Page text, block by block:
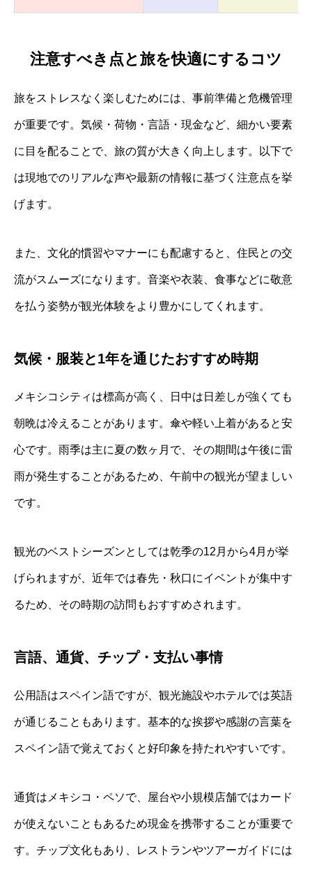
注意すべき点と旅を快適にするコツ
旅をストレスなく楽しむためには、事前準備と危機管理
が重要です。気候・荷物・言語・現金など、細かい要素
に目を配ることで、旅の質が大きく向上します。以下で
は現地でのリアルな声や最新の情報に基づく注意点を挙
げます。
また、文化的慣習やマナーにも配慮すると、住民との交
流がスムーズになります。音楽や衣装、食事などに敬意
を払う姿勢が観光体験をより豊かにしてくれます。
気候・服装と1年を通じたおすすめ時期
メキシコシティは標高が高く、日中は日差しが強くても
朝晩は冷えることがあります。傘や軽い上着があると安
心です。雨季は主に夏の数ヶ月で、その期間は午後に雷
雨が発生することがあるため、午前中の観光が望ましい
です。
観光のベストシーズンとしては乾季の12月から4月が挙
げられますが、近年では春先・秋口にイベントが集中す
るため、その時期の訪問もおすすめされます。
言語、通貨、チップ・支払い事情
公用語はスペイン語ですが、観光施設やホテルでは英語
が通じることもあります。基本的な挨拶や感謝の言葉を
スペイン語で覚えておくと好印象を持たれやすいです。
通貨はメキシコ・ペソで、屋台や小規模店舗ではカード
が使えないこともあるため現金を携帯することが重要で
す。チップ文化もあり、レストランやツアーガイドには